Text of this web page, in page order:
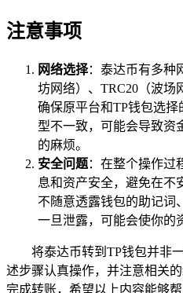
注意事项
网络选择：泰达币有多种
坊网络）、TRC20（波场
确保原平台和TP钱包选
型不一致，可能会导致资
的麻烦。
安全问题：在整个操作过
息和资产安全，避免在不
不随意透露钱包的助记词
一旦泄露，可能会使你的
将泰达币转到TP钱包并非
述步骤认真操作，并注意相关
完成转账，希望以上内容能够